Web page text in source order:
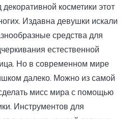
косметики этот
Издавна девушки искали
средства для
естественной
Но в современном мире
далеко. Можно из самой
мисс мира с помощью
Инструментов для